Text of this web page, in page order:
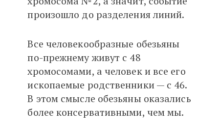
произошло до разделения линий.
Все человекообразные обезьяны
по-прежнему живут с 48
хромосомами, а человек и все его
ископаемые родственники — с 46.
В этом смысле обезьяны оказались
более консервативными, чем мы.